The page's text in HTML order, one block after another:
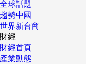
全球話題
趨勢中國
世界新台商
財經
財經首頁
產業動態